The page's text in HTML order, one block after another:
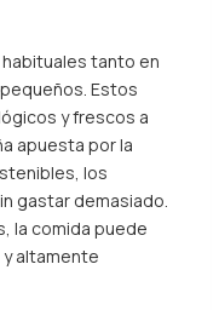
tanto en
Estos
y frescos a
apuesta por la
los
gastar demasiado.
la comida puede
altamente